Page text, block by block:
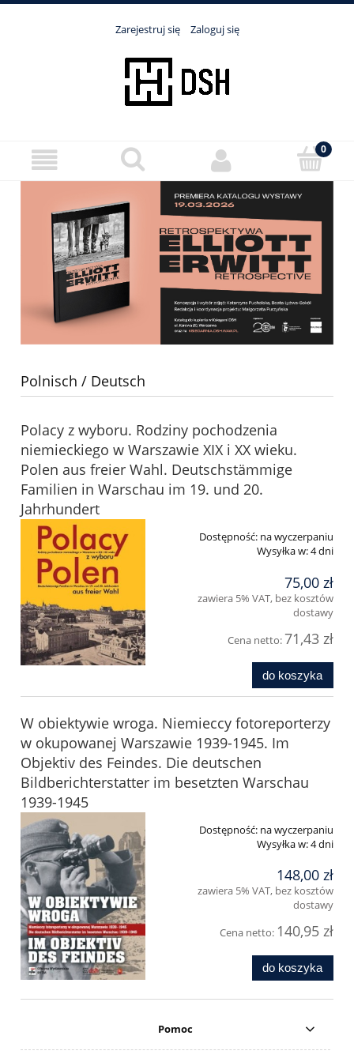
Zarejestruj się Zaloguj się
Polnisch / Deutsch
Polacy z wyboru. Rodziny pochodzenia
niemieckiego w Warszawie XIX i XX wieku.
Polen aus freier Wahl. Deutschstämmige
Familien in Warschau im 19. und 20.
Jahrhundert
Dostępność: na wyczerpaniu
Wysyłka w:4 dni
75,00 zł
zawiera 5% VAT, bez kosztów
dostawy
Cena netto:71,43 zł
do koszyka
W obiektywie wroga. Niemieccy fotoreporterzy
w okupowanej Warszawie 1939-1945. Im
Objektiv des Feindes. Die deutschen
Bildberichterstatter im besetzten Warschau
1939-1945
Dostępność: na wyczerpaniu
Wysyłka w:4 dni
148,00 zł
zawiera 5% VAT, bez kosztów
dostawy
Cena netto: 140,95 zł
do koszyka
Pomoc